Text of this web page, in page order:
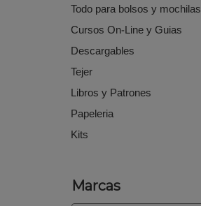
Todo para bolsos y mochilas
Cursos On-Line y Guias
Descargables
Tejer
Libros y Patrones
Papeleria
Kits
Marcas